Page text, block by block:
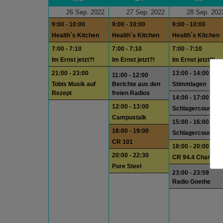
26 Sep. 2022
9:00 - 10:00
Health´s Kitchen
7:00 - 7:10
Im Ernst jetzt?!
21:00 - 23:00
Tobis Musik auf
Rezept
27 Sep. 2022
9:00 - 10:00
Health´s Kitchen
7:00 - 7:10
Im Ernst jetzt?!
11:00 - 12:00
Berichte aus den
freien Radios
12:00 - 13:00
Campustalk
18:00 - 19:00
CR 101
20:00 - 22:30
Pure Steel
28 Sep.
9:00 - 10:00
Health´s Kitchen
7:00 - 7:10
Im Ernst jetzt?!
13:00 - 14:00
Stimmlagen
14:00 - 17:00
15:00 - 16:00
18:00 - 20:00
CR 94.4 Charts
23:00 - 23:59
Radio Goethe